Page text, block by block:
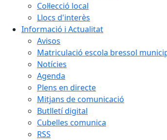
Col·lecció local
Llocs d'interès
Informació i Actualitat
Avisos
Matriculació escola bressol
Notícies
Agenda
Plens en directe
Mitjans de comunicació
Butlletí digital
Cubelles comunica
RSS